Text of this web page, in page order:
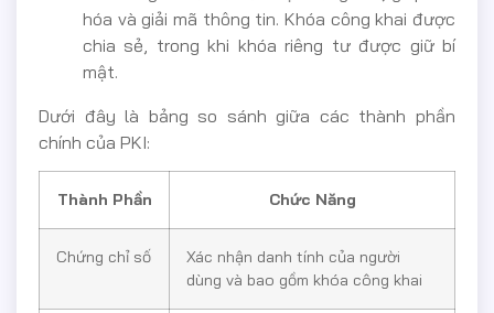
hóa và giải mã thông tin. Khóa công khai được
chia sẻ, trong khi khóa riêng tư được giữ bí
mật.
Dưới đây là bảng so sánh giữa các thành phần
chính của PKI:
Thành Phần Chức Năng
Chứng chỉ số
Xác nhận danh tính của người
dùng và bao gồm khóa công khai